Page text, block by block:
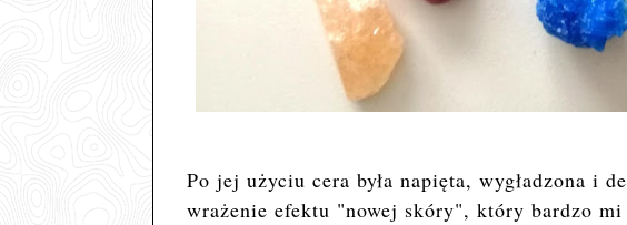
Po jej użyciu cera była napięta, wygładzona i
wrażenie efektu "nowej skóry", który bardzo mi